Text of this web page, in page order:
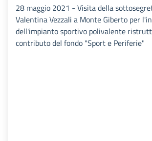
28 maggio 2021 - Visita della
Valentina Vezzali a Monte Giberto per
dell'impianto sportivo polivalente
contributo del fondo "Sport e Periferie"